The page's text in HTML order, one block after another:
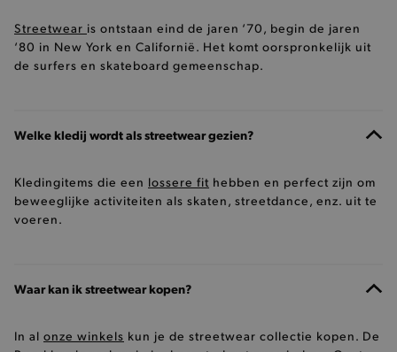
Streetwear is ontstaan eind de jaren ‘70, begin de jaren
‘80 in New York en Californië. Het komt oorspronkelijk uit
de surfers en skateboard gemeenschap.
Welke kledij wordt als streetwear gezien?
Kledingitems die een lossere fit hebben en perfect zijn om
beweeglijke activiteiten als skaten, streetdance, enz. uit te
voeren.
Waar kan ik streetwear kopen?
In al onze winkels kun je de streetwear collectie kopen. De